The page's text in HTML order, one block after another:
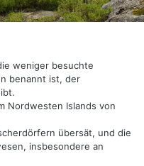
weniger besuchte
benannt ist, der
Nordwesten Islands von
übersät, und die
insbesondere an